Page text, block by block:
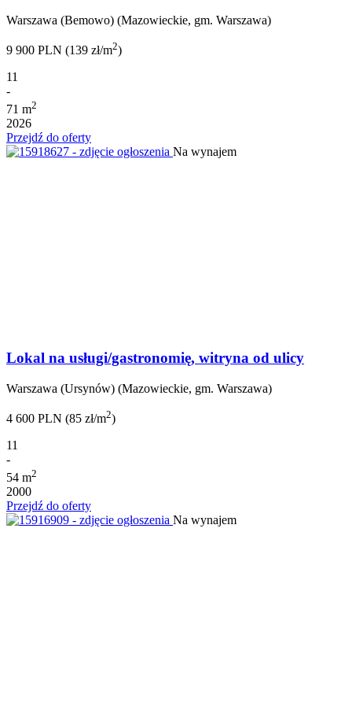
Warszawa (Bemowo) (Mazowieckie, gm. Warszawa)
9 900 PLN (139 zł/m2)
11
-
71 m2
2026
Przejdź do oferty
Na wynajem
Lokal na usługi/gastronomię, witryna od ulicy
Warszawa (Ursynów) (Mazowieckie, gm. Warszawa)
4 600 PLN (85 zł/m2)
11
-
54 m2
2000
Przejdź do oferty
Na wynajem